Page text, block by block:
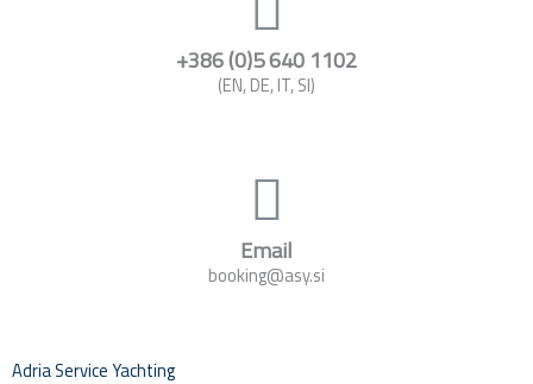
+386 (0)5 640 1102
(EN, DE, IT, SI)
Email
booking@asy.si
Adria Service Yachting